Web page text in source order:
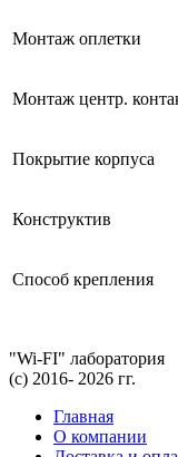
Монтаж оплетки
Монтаж центр.
Покрытие корпуса
Конструктив
Способ крепления
"Wi-FI" лаборатория
(с) 2016- 2026 гг.
Главная
О компании